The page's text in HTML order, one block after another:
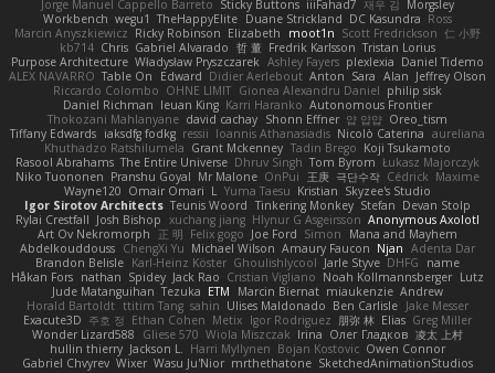
Jorge Manuel Cappello Barreto Sticky Buttons iiiFahad7 재우 김 Morgsley
Workbench wegu1 TheHappyElite Duane Strickland DC Kasundra Ross
Marcin Anyszkiewicz Ricky Robinson Elizabeth moot1n Scott Fredrickson 仁 小野
kb714 Chris Gabriel Alvarado 哲 董 Fredrik Karlsson Tristan Lorius
Purpose Architecture Władysław Pryszczarek Ashley Fayers plexlexia Daniel Tidemo
ALEX NAVARRO Table On Edward Didier Aerlebout Anton Sara Alan Jeffrey Olson
Riccardo Colombo OHNE LIMIT Gionea Alexandru Daniel philip sisk
Daniel Richman Ieuan King Karri Haranko Autonomous Frontier
Thokozani Mahlanyane david cachay Shonn Effner 얍 얍얍 Oreo_tism
Tiffany Edwards iaksdfg fodkg ressii Ioannis Athanasiadis Nicolò Caterina aureliana
Khuthadzo Ratshilumela Grant Mckenney Tadin Brego Koji Tsukamoto
Rasool Abrahams The Entire Universe Dhruv Singh Tom Byrom Łukasz Majorczyk
Niko Tuononen Pranshu Goyal Mr Malone OnPui 王庚 극단수작 Cédrick Maxime
Wayne120 Omair Omari L Yuma Taesu Kristian Skyzee's Studio
Igor Sirotov Architects Teunis Woord Tinkering Monkey Stefan Devan Stolp
Rylai Crestfall Josh Bishop xuchang jiang Hlynur G Asgeirsson Anonymous Axolotl
Art Ov Nekromorph
正 明 Felix gogo Joe Ford Simon
Mana and Mayhem
Abdelkouddouss ChengXi Yu Michael Wilson Amaury Faucon Njan Adenta Dar
Brandon Belisle Karl-Heinz Köster Ghoulishlycool Jarle Styve DHFG
name
Håkan Fors nathan Spidey Jack Rao Cristian Vigliano Noah Kollmannsberger Lutz
Jude Matanguihan Tezuka ETM Marcin Biernat miaukenzie Andrew
Horald Bartoldt ttitim Tang sahin Ulises Maldonado Ben Carlisle Jake Messer
Exacute3D 주호 정 Ethan Cohen Metix Igor Rodriguez 朋弥 林 Elias Greg Miller
Wonder Lizard588
Gliese 570 Wiola Miszczak Irina Олег Гладков 凌太 上村
hullin thierry Jackson L. Harri Myllynen Bojan Kostovic Owen Connor
Gabriel Chvyrev Wixer Wasu Ju'Nior mrthethatone SketchedAnimationStudios